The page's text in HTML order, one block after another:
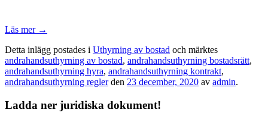
Läs mer →
Detta inlägg postades i Uthyrning av bostad och märktes
andrahandsuthyrning av bostad, andrahandsuthyrning bostadsrätt,
andrahandsuthyrning hyra, andrahandsuthyrning kontrakt,
andrahandsuthyrning reglerden 23 december, 2020 av admin.
Ladda ner juridiska dokument!